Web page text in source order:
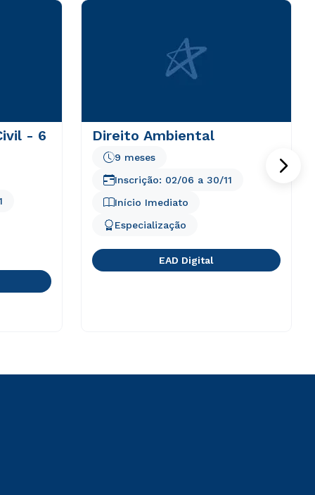
- 6 Direito Ambiental
Início Imediato
9 meses
Especialização
Inscrição: 02/06 a 30/11
EAD Digital